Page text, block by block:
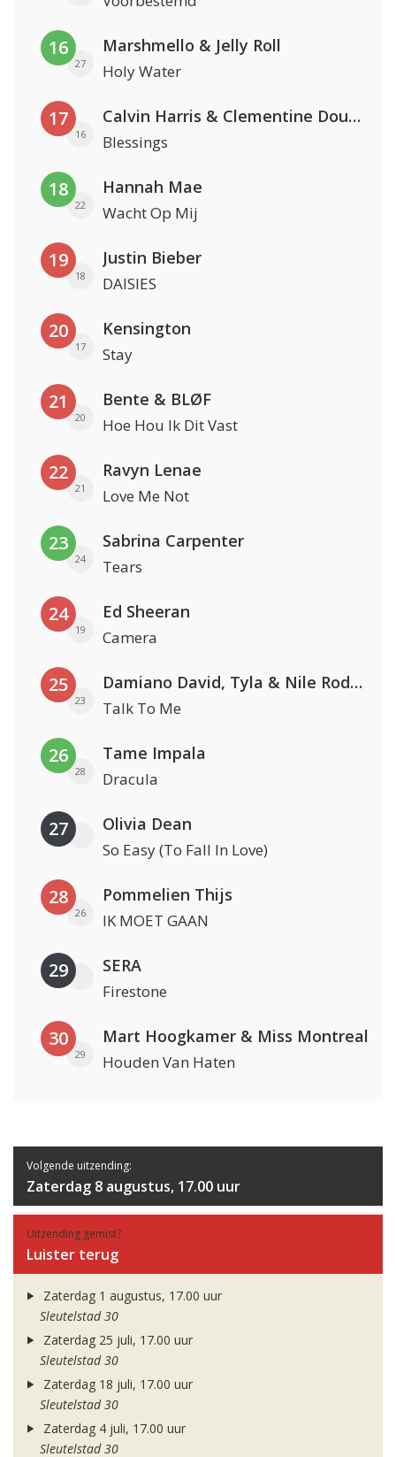
16
27
Marshmello & Jelly Roll
Holy Water
17
16
Calvin Harris & Clementine Douglas
Blessings
18
22
Hannah Mae
Wacht Op Mij
19
18
Justin Bieber
DAISIES
20
17
Kensington
Stay
21
20
Bente & BLØF
Hoe Hou Ik Dit Vast
22
21
Ravyn Lenae
Love Me Not
23
24
Sabrina Carpenter
Tears
24
19
Ed Sheeran
Camera
25
23
Damiano David, Tyla & Nile Rodgers
Talk To Me
26
28
Tame Impala
Dracula
27 Olivia Dean
So Easy (To Fall In Love)
28
26
Pommelien Thijs
IK MOET GAAN
29 SERA
Firestone
30
29
Mart Hoogkamer & Miss Montreal
Houden Van Haten
Volgende uitzending:
Zaterdag 8 augustus, 17.00 uur
Uitzending gemist?
Luister terug
Zaterdag 1 augustus, 17.00 uur
Sleutelstad 30
Zaterdag 25 juli, 17.00 uur
Sleutelstad 30
Zaterdag 18 juli, 17.00 uur
Sleutelstad 30
Zaterdag 4 juli, 17.00 uur
Sleutelstad 30